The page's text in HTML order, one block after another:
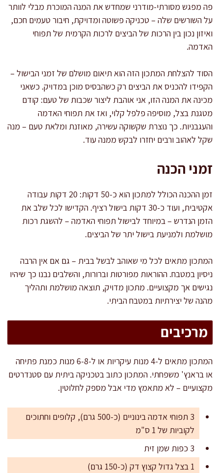
פה מפגש מסורתי-מודרני שמחדש את המנה המוכרת מבלי לוותר
על השורשים שלה – טכניקה פשוטה ומדויקת, חיבור טעמים חכם,
ואיזון נכון בין הרכות של הביצים לרכות הקרמית של תפוחי
האדמה.
הסוד להצלחת המתכון הזה הוא תיאום מושלם של זמני הבישול –
הקפידו להכניס את הביצים רק כשהבסיס מוכן במדויק. כשאני
מכינה את המנה הזו, אני אוהבת ליצור שכבות של טעם: קודם
מטגנת בצל, מוסיפה פלפל קלוי, ואז את תפוחי האדמה
והעגבניות. כך נוצרת שקשוקה עשירה, מאוזנת ומלאת טעם – מנה
שקל לאהוב ורבים יחזרו לבקש ממנה עוד.
זמני הכנה
זמן ההכנה הכולל למתכון הוא כ-50 דקות: 20 דקות עבודה
אקטיבית, ועוד כ-30 דקות בישול רציף. הקדישו לכל שלב את
הזמן הנדרש – במיוחד לבישול תפוחי האדמה – להשגת רכות
מושלמת ולמניעת בישול יתר של הביצים.
המתכון מתאים לכל מי שאוהב לבשל בבית – גם אם אין הרבה
ניסיון במטבח. ההוראות מפורטות וברורות, והשלבים נבנו כך שיהיו
נגישים אך מקצועיים. מתכון מדויק, תוצאה מושלמת ותהליך
מהנה של יצירתיות במטבח הביתי.
מרכיבים
המתכון מתאים ל-4 מנות עיקריות או ל-6-8 מנות כמנת פתיחה
או בראנץ' משפחתי. המתכון כתוב בטכניקה ביתית עם סטנדרטים
מקצועיים – לא מתאמץ מדי אבל מספק לחלוטין.
3 תפוחי אדמה בינוניים (כ-500 גרם), קלופים וחתוכים
לקוביות של 1 ס"מ
3 כפות שמן זית
1 בצל גדול קצוץ דק (כ-150 גרם)